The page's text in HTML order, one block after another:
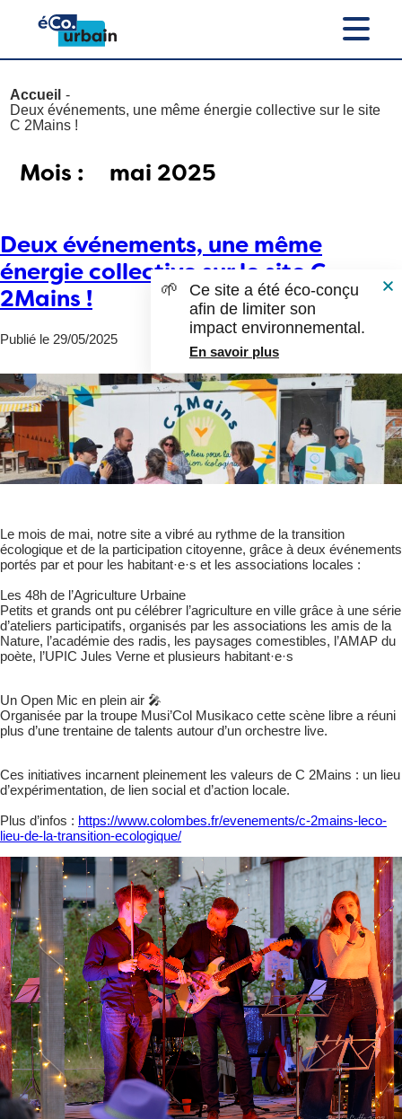
Accueil
Deux événements, une même énergie collective sur le site
C 2Mains !
Mois : mai 2025
Deux événements, une même
énergie collective sur le site C
2Mains !
Publié le 29/05/2025
Le mois de mai, notre site a vibré au rythme de la transition
écologique et de la participation citoyenne, grâce à deux événements
portés par et pour les habitant·e·s et les associations locales :
Les 48h de l’Agriculture Urbaine
Petits et grands ont pu célébrer l’agriculture en ville grâce à une série
d’ateliers participatifs, organisés par les associations les amis de la
Nature, l’académie des radis, les paysages comestibles, l’AMAP du
poète, l’UPIC Jules Verne et plusieurs habitant·e·s
Un Open Mic en plein air 🎤
Organisée par la troupe Musi’Col Musikaco cette scène libre a réuni
plus d’une trentaine de talents autour d’un orchestre live.
Ces initiatives incarnent pleinement les valeurs de C 2Mains : un lieu
d’expérimentation, de lien social et d’action locale.
Plus d’infos : https://www.colombes.fr/evenements/c-2mains-leco-
lieu-de-la-transition-ecologique/
🌱
Ce site a été éco-conçu
afin de limiter son
impact environnemental.
En savoir plus